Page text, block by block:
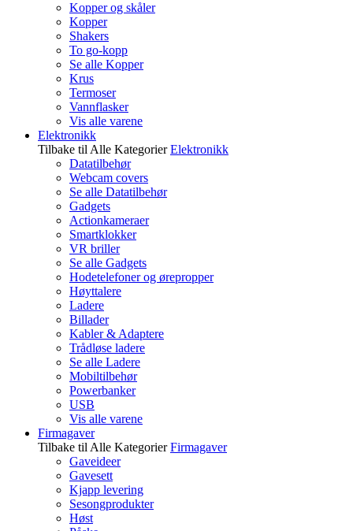
Kopper og skåler
Kopper
Shakers
To go-kopp
Se alle Kopper
Krus
Termoser
Vannflasker
Vis alle varene
Elektronikk
Tilbake til Alle Kategorier Elektronikk
Datatilbehør
Webcam covers
Se alle Datatilbehør
Gadgets
Actionkameraer
Smartklokker
VR briller
Se alle Gadgets
Hodetelefoner og ørepropper
Høyttalere
Ladere
Billader
Kabler & Adaptere
Trådløse ladere
Se alle Ladere
Mobiltilbehør
Powerbanker
USB
Vis alle varene
Firmagaver
Tilbake til Alle Kategorier Firmagaver
Gaveideer
Gavesett
Kjapp levering
Sesongprodukter
Høst